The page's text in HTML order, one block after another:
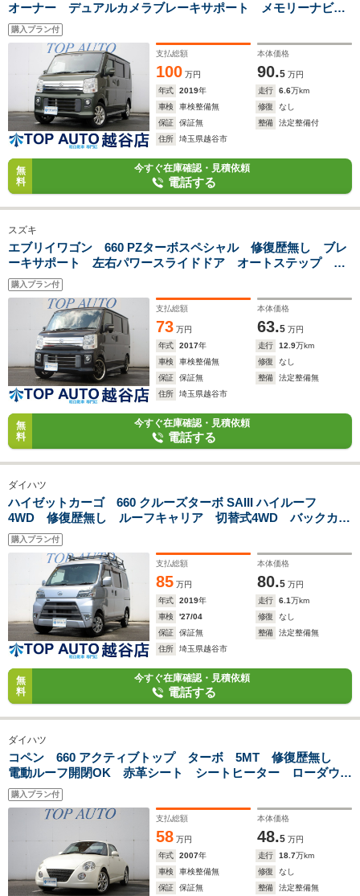
オーナー デュアルカメラブレーキサポート メモリーナビ
フルセグ Bluetooth バックカメラ ETC 両側パワースラ
イド オートマチックハイビーム 障害物センサー HIDヘッ
ドライト
購入プラン付
支払総額
100 万円
本体価格
90.5 万円
年式
2019年 走行 6.6万km
車検
車検整備無 修復
なし
保証
保証無 整備
法定整備付
住所
埼玉県越谷市
無
料
今すぐ在庫確認・見積依頼
電話する
スズキ
エブリイワゴン 660 PZターボスペシャル 修復歴無し ブレ
ーキサポート 左右パワースライドドア オートステップ メ
モリーナビ バックカメラ Bluetooth フルセグ DVD/CD
ETC 社外15インチアルミホイール ローダウン 純正エア
ロ 社外マフラー
購入プラン付
支払総額
73 万円
本体価格
63.5 万円
年式
2017年 走行 12.9万km
車検
車検整備無 修復
なし
保証
保証無 整備
法定整備無
住所
埼玉県越谷市
無
料
今すぐ在庫確認・見積依頼
電話する
ダイハツ
ハイゼットカーゴ 660 クルーズターボ SAIII ハイルーフ
4WD 修復歴無し ルーフキャリア 切替式4WD バックカメ
ラ ETC ドライブレコーダー LEDヘッドライト LEDフォ
グライト スマートアシスト キーレスキー 電動格納ミラ
ー パワーウィンドウ
購入プラン付
支払総額
85 万円
本体価格
80.5 万円
年式
2019年 走行 6.1万km
車検
'27/04 修復
なし
保証
保証無 整備
法定整備無
住所
埼玉県越谷市
無
料
今すぐ在庫確認・見積依頼
電話する
ダイハツ
コペン 660 アクティブトップ ターボ 5MT 修復歴無し
電動ルーフ開閉OK 赤革シート シートヒーター ローダウ
ン 社外アルミホイール パールホワイト メモリーナビ
Bluetooth フルセグ DVD ETC タイミングチェーン
購入プラン付
支払総額
58 万円
本体価格
48.5 万円
年式
2007年 走行 18.7万km
車検
車検整備無 修復
なし
保証
保証無 整備
法定整備無